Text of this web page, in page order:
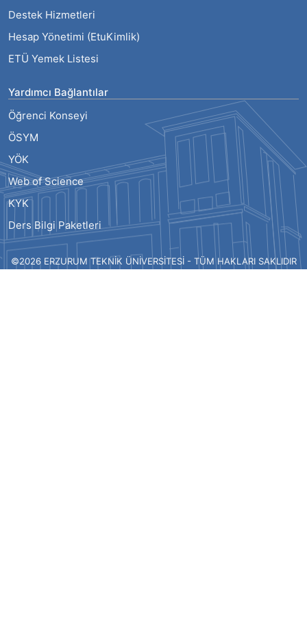
Destek Hizmetleri
Hesap Yönetimi (EtuKimlik)
ETÜ Yemek Listesi
Yardımcı Bağlantılar
Öğrenci Konseyi
ÖSYM
YÖK
Web of Science
KYK
Ders Bilgi Paketleri
©2026 ERZURUM TEKNİK ÜNİVERSİTESİ - TÜM HAKLARI SAKLIDIR